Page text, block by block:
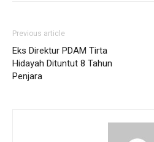
Previous article
Eks Direktur PDAM Tirta
Hidayah Dituntut 8 Tahun
Penjara